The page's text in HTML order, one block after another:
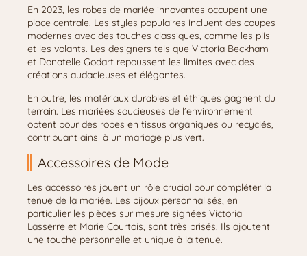
En 2023, les robes de mariée innovantes occupent une
place centrale. Les styles populaires incluent des coupes
modernes avec des touches classiques, comme les plis
et les volants. Les designers tels que Victoria Beckham
et Donatelle Godart repoussent les limites avec des
créations audacieuses et élégantes.
En outre, les matériaux durables et éthiques gagnent du
terrain. Les mariées soucieuses de l’environnement
optent pour des robes en tissus organiques ou recyclés,
contribuant ainsi à un mariage plus vert.
Accessoires de Mode
Les accessoires jouent un rôle crucial pour compléter la
tenue de la mariée. Les bijoux personnalisés, en
particulier les pièces sur mesure signées Victoria
Lasserre et Marie Courtois, sont très prisés. Ils ajoutent
une touche personnelle et unique à la tenue.